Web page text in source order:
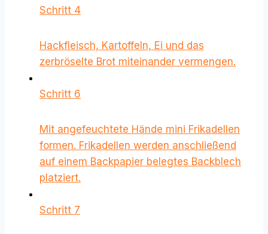
Schritt 4
Hackfleisch, Kartoffeln, Ei und das
zerbröselte Brot miteinander vermengen.
Schritt 6
Mit angefeuchtete Hände mini Frikadellen
formen. Frikadellen werden anschließend
auf einem Backpapier belegtes Backblech
platziert.
Schritt 7